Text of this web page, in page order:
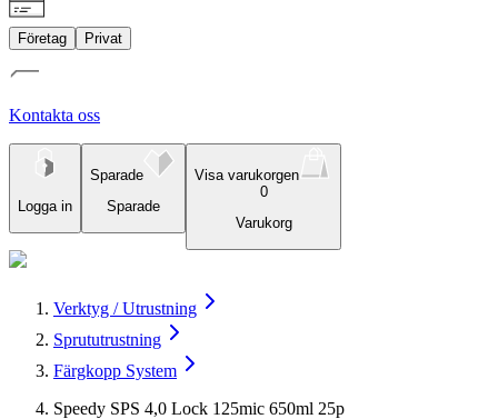
Företag Privat
Kontakta oss
Logga in
Sparade
Sparade
Visa varukorgen
0
Varukorg
Verktyg / Utrustning
Sprututrustning
Färgkopp System
Speedy SPS 4,0 Lock 125mic 650ml 25p